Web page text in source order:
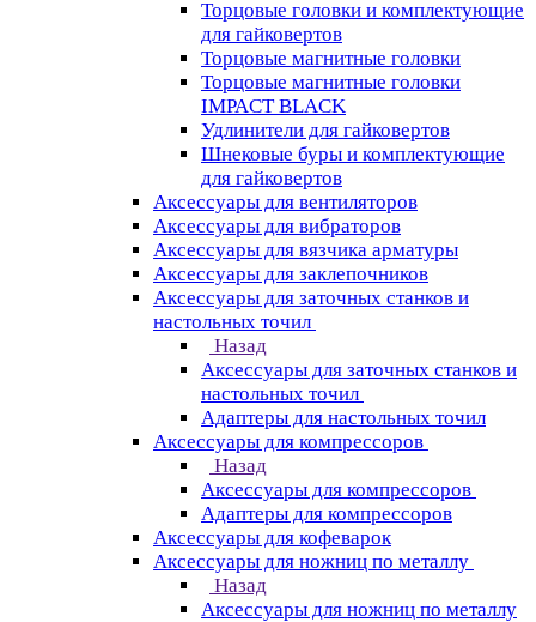
Торцовые головки и комплектующие
для гайковертов
Торцовые магнитные головки
Торцовые магнитные головки
IMPACT BLACK
Удлинители для гайковертов
Шнековые буры и комплектующие
для гайковертов
Аксессуары для вентиляторов
Аксессуары для вибраторов
Аксессуары для вязчика арматуры
Аксессуары для заклепочников
Аксессуары для заточных станков и
настольных точил
Назад
Аксессуары для заточных станков и
настольных точил
Адаптеры для настольных точил
Аксессуары для компрессоров
Назад
Аксессуары для компрессоров
Адаптеры для компрессоров
Аксессуары для кофеварок
Аксессуары для ножниц по металлу
Назад
Аксессуары для ножниц по металлу